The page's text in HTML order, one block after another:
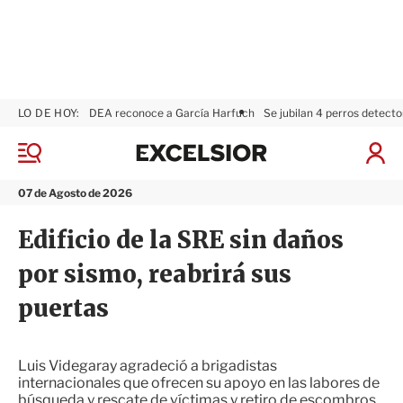
M
n
07 de Agosto de 2026
LO DE HOY: DEA reconoce a García Harfuch Se jubilan 4 perros
I
x
i
r
Edificio de la SRE sin daños
por sismo, reabrirá sus
puertas
Luis Videgaray agradeció a brigadistas
internacionales que ofrecen su apoyo en las labores de